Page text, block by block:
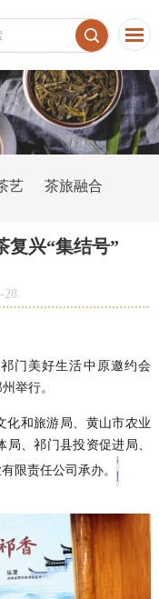
艺 茶旅融合
复兴“集结号”
28
门美好生活中原邀约会
举行。
化和旅游局、黄山市农业
、祁门县投资促进局、
限责任公司承办。